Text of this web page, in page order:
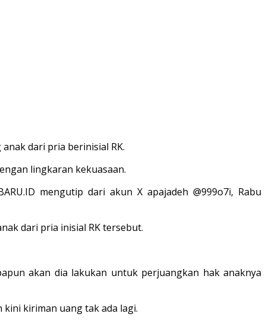
dari pria berinisial RK.
lingkaran kekuasaan.
mengutip dari akun X apajadeh @999o7i, Rabu
dari pria inisial RK tersebut.
akan dia lakukan untuk perjuangkan hak anaknya
kiriman uang tak ada lagi.